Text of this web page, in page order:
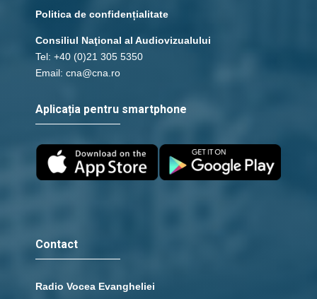
Politica de confidențialitate
Consiliul Naţional al Audiovizualului
Tel: +40 (0)21 305 5350
Email: cna@cna.ro
Aplicația pentru smartphone
Contact
Radio Vocea Evangheliei